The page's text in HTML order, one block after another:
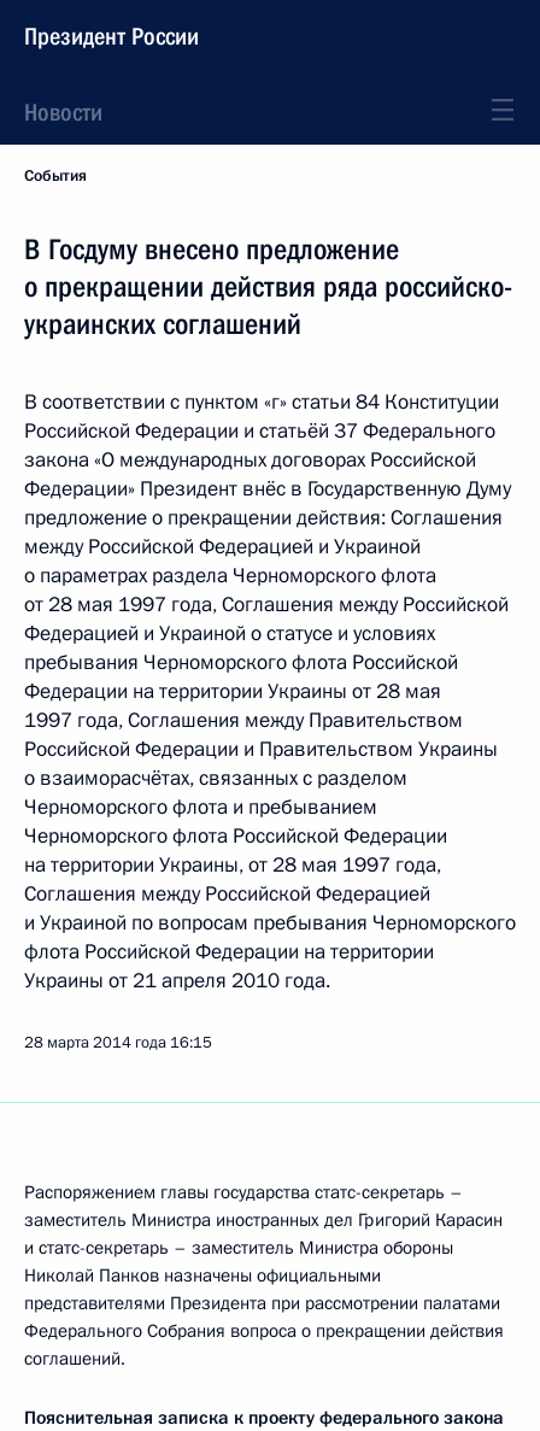
Президент России
Новости
События
В Госдуму внесено предложение
о прекращении действия ряда российско-
украинских соглашений
В соответствии с пунктом «г» статьи 84 Конституции
Российской Федерации и статьёй 37 Федерального
закона «О международных договорах Российской
Федерации» Президент внёс в Государственную Думу
предложение о прекращении действия: Соглашения
между Российской Федерацией и Украиной
о параметрах раздела Черноморского флота
от 28 мая 1997 года, Соглашения между Российской
Федерацией и Украиной о статусе и условиях
пребывания Черноморского флота Российской
Федерации на территории Украины от 28 мая
1997 года, Соглашения между Правительством
Российской Федерации и Правительством Украины
о взаиморасчётах, связанных с разделом
Черноморского флота и пребыванием
Черноморского флота Российской Федерации
на территории Украины, от 28 мая 1997 года,
Соглашения между Российской Федерацией
и Украиной по вопросам пребывания Черноморского
флота Российской Федерации на территории
Украины от 21 апреля 2010 года.
28 марта 2014 года 16:15
Распоряжением главы государства статс-секретарь –
заместитель Министра иностранных дел Григорий Карасин
и статс-секретарь – заместитель Министра обороны
Николай Панков назначены официальными
представителями Президента при рассмотрении палатами
Федерального Собрания вопроса о прекращении действия
соглашений.
Пояснительная записка к проекту федерального закона